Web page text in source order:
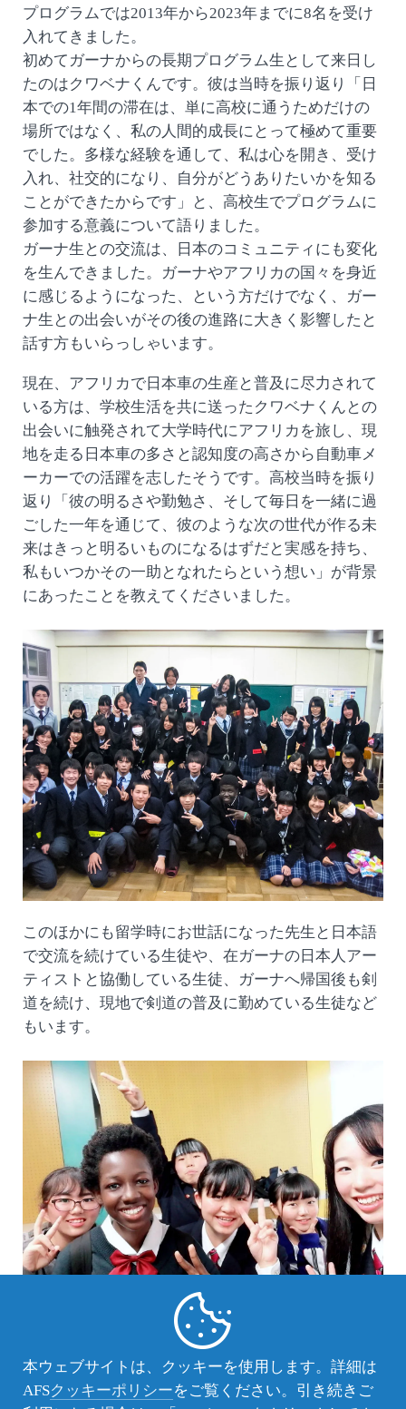
プログラムでは2013年から2023年までに8名を受け
入れてきました。
初めてガーナからの長期プログラム生として来日し
たのはクワベナくんです。彼は当時を振り返り「日
本での1年間の滞在は、単に高校に通うためだけの
場所ではなく、私の人間的成長にとって極めて重要
でした。多様な経験を通して、私は心を開き、受け
入れ、社交的になり、自分がどうありたいかを知る
ことができたからです」と、高校生でプログラムに
参加する意義について語りました。
ガーナ生との交流は、日本のコミュニティにも変化
を生んできました。ガーナやアフリカの国々を身近
に感じるようになった、という方だけでなく、ガー
ナ生との出会いがその後の進路に大きく影響したと
話す方もいらっしゃいます。
現在、アフリカで日本車の生産と普及に尽力されて
いる方は、学校生活を共に送ったクワベナくんとの
出会いに触発されて大学時代にアフリカを旅し、現
地を走る日本車の多さと認知度の高さから自動車メ
ーカーでの活躍を志したそうです。高校当時を振り
返り「彼の明るさや勤勉さ、そして毎日を一緒に過
ごした一年を通じて、彼のような次の世代が作る未
来はきっと明るいものになるはずだと実感を持ち、
私もいつかその一助となれたらという想い」が背景
にあったことを教えてくださいました。
このほかにも留学時にお世話になった先生と日本語
で交流を続けている生徒や、在ガーナの日本人アー
ティストと協働している生徒、ガーナへ帰国後も剣
道を続け、現地で剣道の普及に勤めている生徒など
もいます。
アパルゥ大使は、これらの生徒の活躍に触れ、プロ
グラムの意義を確認した上で「私は、日本の家庭が
本ウェブサイトは、クッキーを使用します。詳細は
AFSクッキーポリシーをご覧ください。引き続きご